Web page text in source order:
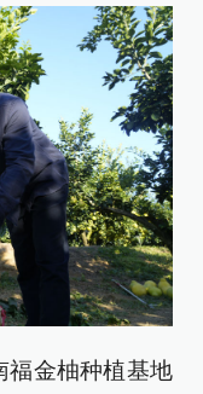
福金柚种植基地